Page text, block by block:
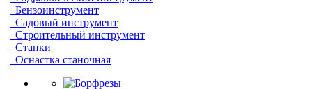
Бензоинструмент
Садовый инструмент
Строительный инструмент
Станки
Оснастка станочная